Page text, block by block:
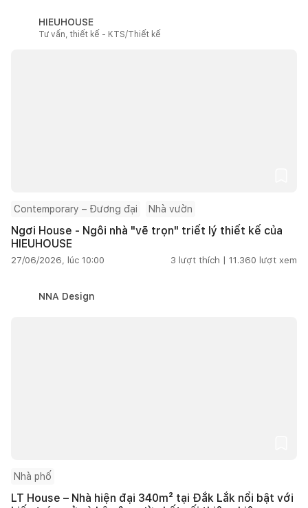
HIEUHOUSE
Tư vấn, thiết kế - KTS/Thiết kế
Contemporary – Đương đại Nhà vườn
Ngơi House - Ngôi nhà "vẽ trọn" triết lý thiết kế của
HIEUHOUSE
27/06/2026, lúc 10:00 3 lượt thích | 11.360 lượt xem
NNA Design
Nhà phố
LT House – Nhà hiện đại 340m² tại Đắk Lắk nổi bật với